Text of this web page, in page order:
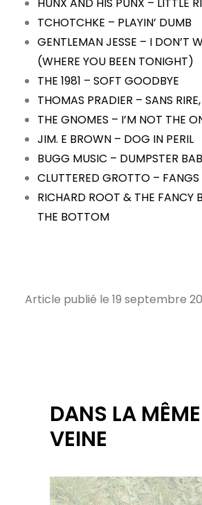
TCHOTCHKE – PLAYIN’ DUMB
GENTLEMAN JESSE – I DON’T
(WHERE YOU BEEN TONIGHT)
THE 1981 – SOFT GOODBYE
THOMAS PRADIER – SANS
THE GNOMES – I’M NOT THE
JIM. E BROWN – DOG IN PERIL
BUGG MUSIC – DUMPSTER
CLUTTERED GROTTO – FANGS
RICHARD ROOT & THE FANCY
THE BOTTOM
Article publié le 19 septembre
DANS LA MÊME
VEINE